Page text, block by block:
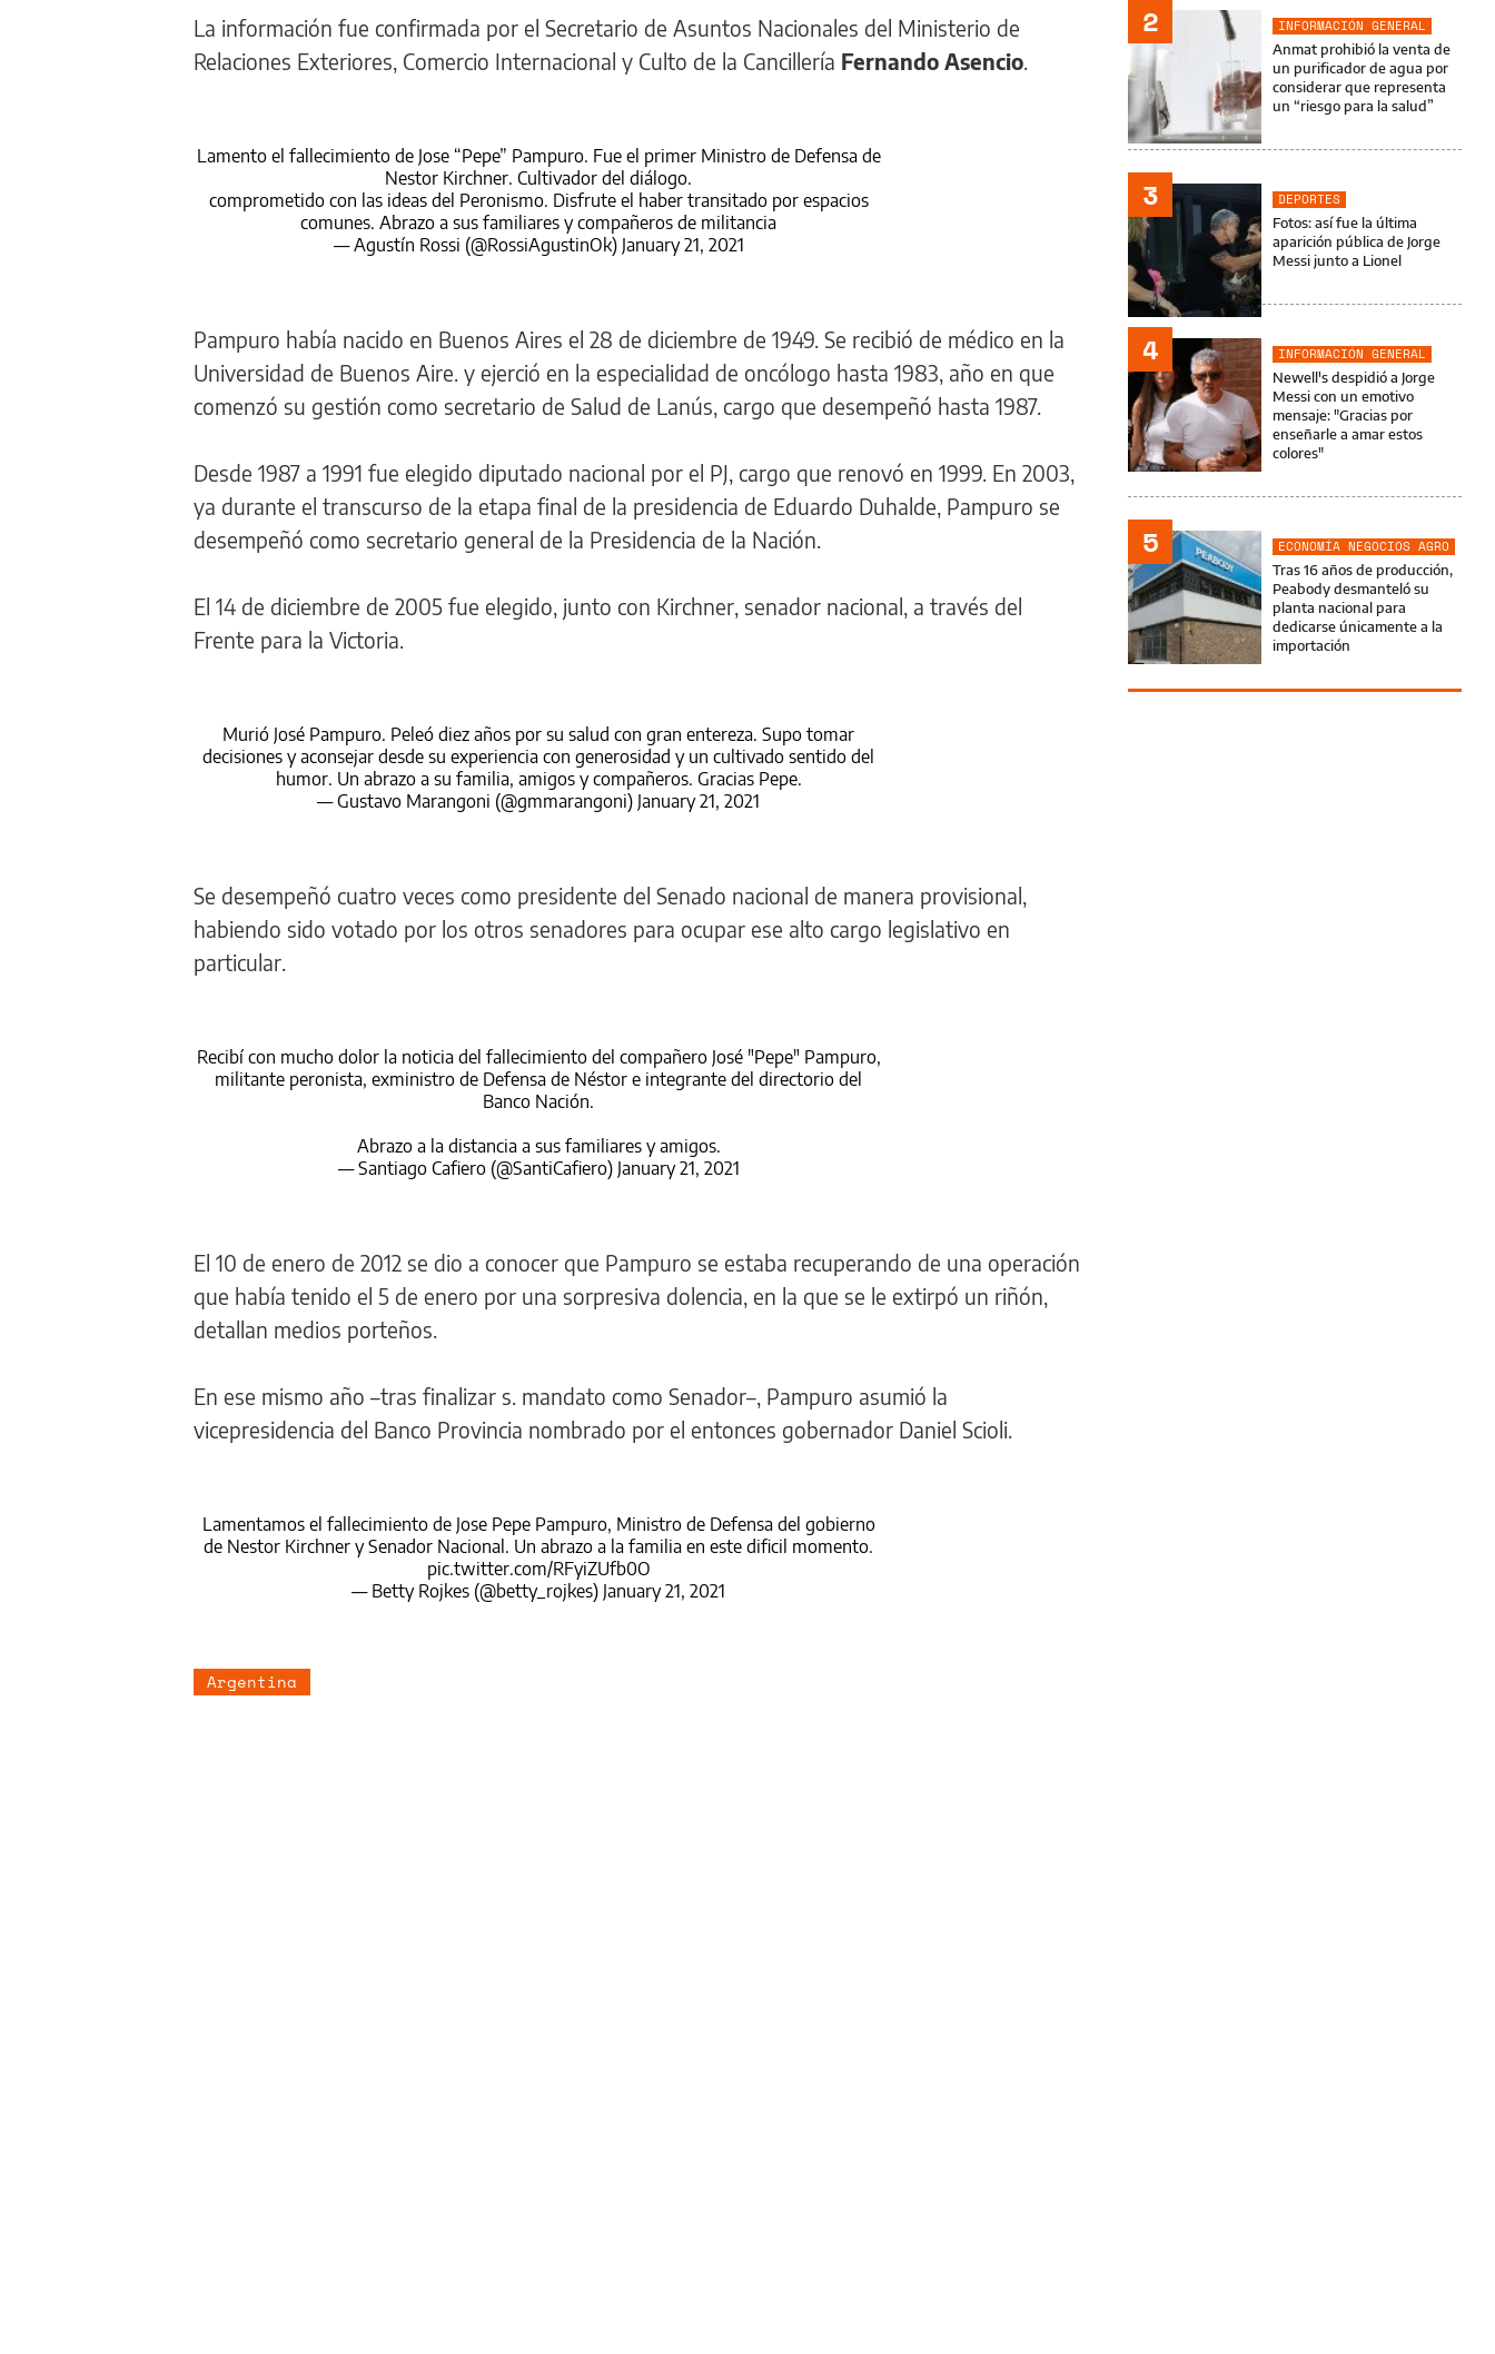
La información fue confirmada por el Secretario de Asuntos Nacionales del Ministerio de
Relaciones Exteriores, Comercio Internacional y Culto de la Cancillería Fernando Asencio
Lamento el fallecimiento de Jose “Pepe” Pampuro. Fue el primer Ministro de Defensa de
Nestor Kirchner. Cultivador del diálogo.
comprometido con las ideas del Peronismo. Disfrute el haber transitado por espacios
comunes. Abrazo a sus familiares y compañeros de militancia
— Agustín Rossi (@RossiAgustinOk) January 21, 2021
Pampuro había nacido en Buenos Aires el 28 de diciembre de 1949. Se recibió de médico en la
Universidad de Buenos Aire. y ejerció en la especialidad de oncólogo hasta 1983, año en que
comenzó su gestión como secretario de Salud de Lanús, cargo que desempeñó hasta 1987.
Desde 1987 a 1991 fue elegido diputado nacional por el PJ, cargo que renovó en 1999. En 2003,
ya durante el transcurso de la etapa final de la presidencia de Eduardo Duhalde, Pampuro se
desempeñó como secretario general de la Presidencia de la Nación.
El 14 de diciembre de 2005 fue elegido, junto con Kirchner, senador nacional, a través del
Frente para la Victoria.
Murió José Pampuro. Peleó diez años por su salud con gran entereza. Supo tomar
decisiones y aconsejar desde su experiencia con generosidad y un cultivado sentido del
humor. Un abrazo a su familia, amigos y compañeros. Gracias Pepe.
— Gustavo Marangoni (@gmmarangoni) January 21, 2021
Se desempeñó cuatro veces como presidente del Senado nacional de manera provisional,
habiendo sido votado por los otros senadores para ocupar ese alto cargo legislativo en
particular.
Recibí con mucho dolor la noticia del fallecimiento del compañero José "Pepe" Pampuro,
militante peronista, exministro de Defensa de Néstor e integrante del directorio del
Banco Nación.
Abrazo a la distancia a sus familiares y amigos.
— Santiago Cafiero (@SantiCafiero) January 21, 2021
El 10 de enero de 2012 se dio a conocer que Pampuro se estaba recuperando de una operación
que había tenido el 5 de enero por una sorpresiva dolencia, en la que se le extirpó un riñón,
detallan medios porteños.
En ese mismo año –tras finalizar s. mandato como Senador–, Pampuro asumió la
vicepresidencia del Banco Provincia nombrado por el entonces gobernador Daniel Scioli.
Lamentamos el fallecimiento de Jose Pepe Pampuro, Ministro de Defensa del gobierno
de Nestor Kirchner y Senador Nacional. Un abrazo a la familia en este dificil momento.
pic.twitter.com/RFyiZUfb0O
— Betty Rojkes (@betty_rojkes) January 21, 2021
Argentina
2
INFORMACIÓN GENERAL
Anmat prohibió la venta de
un purificador de agua por
considerar que representa
un “riesgo para la salud”
3
DEPORTES
Fotos: así fue la última
aparición pública de Jorge
Messi junto a Lionel
4
INFORMACIÓN GENERAL
Newell's despidió a Jorge
Messi con un emotivo
mensaje: "Gracias por
enseñarle a amar estos
colores"
5
ECONOMÍA NEGOCIOS AGRO
Tras 16 años de producción,
Peabody desmanteló su
planta nacional para
dedicarse únicamente a la
importación